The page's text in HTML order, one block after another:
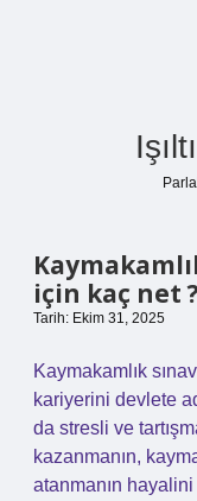
için kaç net
Tarih: Ekim 31, 2025
Kaymakamlık
kariyerini devlete
da stresli ve
kazanmanın,
atanmanın